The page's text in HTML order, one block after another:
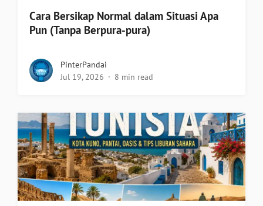
Cara Bersikap Normal dalam Situasi Apa
Pun (Tanpa Berpura-pura)
PinterPandai
Jul 19, 2026
8 min read